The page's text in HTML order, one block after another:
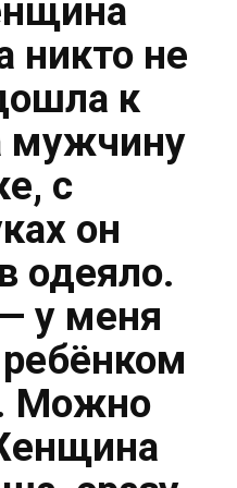
никто не
к
мужчину
с
он
одеяло.
у меня
Можно